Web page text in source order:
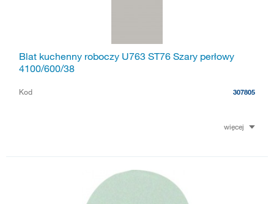
Blat kuchenny roboczy U763 ST76 Szary perłowy
4100/600/38
Kod 307805
więcej